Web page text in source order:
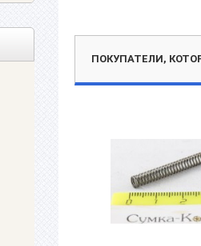
ПОКУПАТЕЛИ,